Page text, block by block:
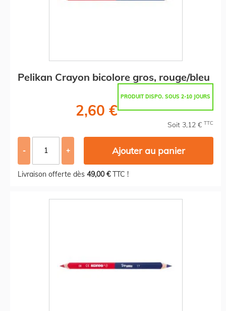
Pelikan Crayon bicolore gros, rouge/bleu
PRODUIT DISPO. SOUS 2-10 JOURS
2,60 €
Soit 3,12 € TTC
- + Ajouter au panier
Livraison offerte dès 49,00 €TTC !